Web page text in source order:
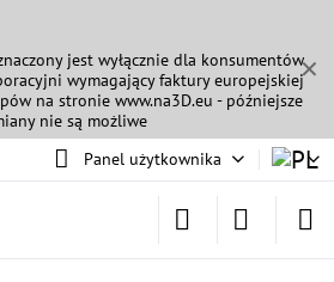
✕
jest wyłącznie dla konsumentów
wymagający faktury europejskiej
na stronie www.na3D.eu - późniejsze
nie są możliwe
Panel użytkownika